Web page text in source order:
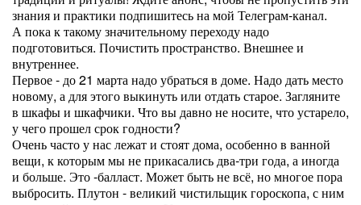
знания и практики подпишитесь на мой Телеграм-канал.
А пока к такому значительному переходу надо
подготовиться. Почистить пространство. Внешнее и
внутреннее.
Первое - до 21 марта надо убраться в доме. Надо дать место
новому, а для этого выкинуть или отдать старое. Загляните
в шкафы и шкафчики. Что вы давно не носите, что устарело,
у чего прошел срок годности?
Очень часто у нас лежат и стоят дома, особенно в ванной
вещи, к которым мы не прикасались два-три года, а иногда
и больше. Это -балласт. Может быть не всё, но многое пора
выбросить. Плутон - великий чистильщик гороскопа, с ним